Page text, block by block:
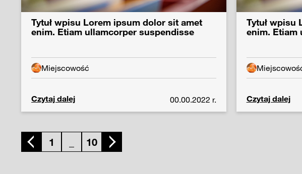
Tytuł wpisu Lorem ipsum dolor sit amet
enim. Etiam ullamcorper suspendisse
Miejscowość
Czytaj dalej 00.00.2022 r.
Tytuł wpisu
enim. Etiam
Czytaj dalej
1 10